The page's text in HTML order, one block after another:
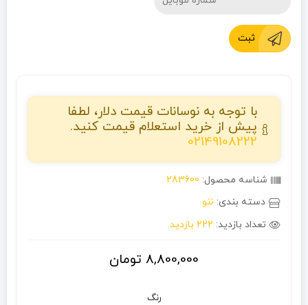
ثبت
با توجه به نوسانات قیمت دلار، لطفا
پیش از خرید استعلام قیمت کنید.
02149108222
شناسه محصول: 283600
دسته بندی: ننو
تعداد بازدید: 222 بازدید
8,800,000 تومان
رنگ